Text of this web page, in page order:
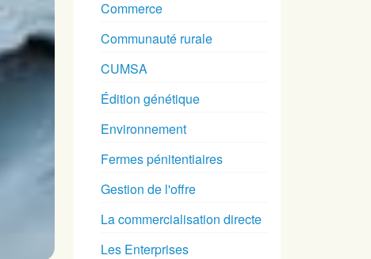
Commerce
Communauté rurale
CUMSA
Édition génétique
Environnement
Fermes pénitentiaires
Gestion de l'offre
La commercialisation directe
Les Enterprises